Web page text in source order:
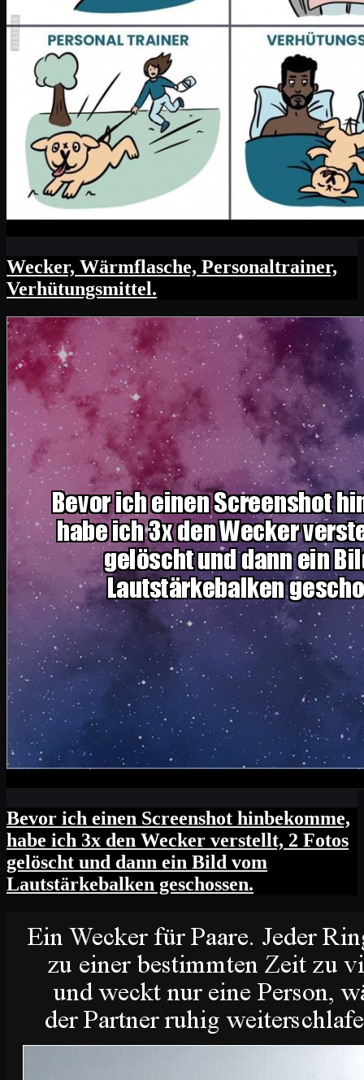
Wecker, Wärmflasche, Personaltrainer,
Verhütungsmittel.
Bevor ich einen Screenshot hinbekomme,
habe ich 3x den Wecker verstellt, 2 Fotos
gelöscht und dann ein Bild vom
Lautstärkebalken geschossen.